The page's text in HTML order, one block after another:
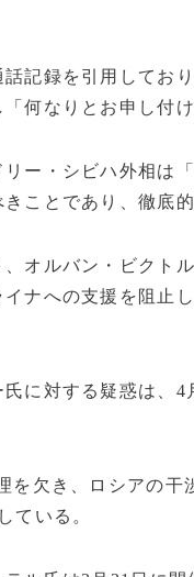
記録を引用してお
何なりとお申し付
ー・シビハ外相は
ことであり、徹底
オルバン・ビクト
ナへの支援を阻止
に対する疑惑は、
を欠き、ロシアの
ている。